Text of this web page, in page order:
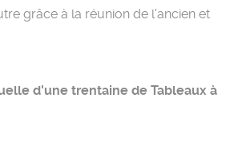
grâce à la réunion de l'ancien et
d'une trentaine de Tableaux à